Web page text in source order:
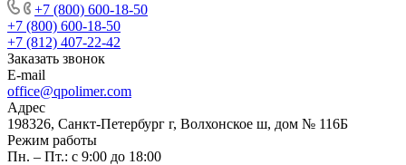
+7 (800) 600-18-50
+7 (800) 600-18-50
+7 (812) 407-22-42
Заказать звонок
E-mail
office@qpolimer.com
Адрес
198326, Санкт-Петербург г, Волхонское ш, дом № 116Б
Режим работы
Пн. – Пт.: с 9:00 до 18:00